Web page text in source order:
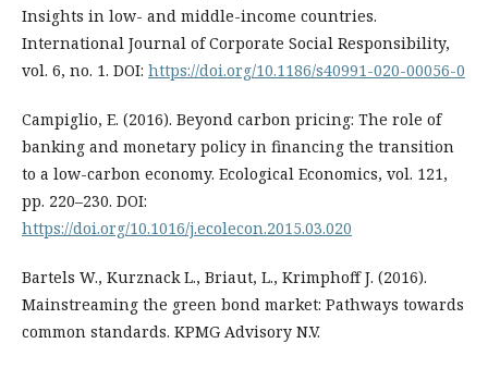
Insights in low- and middle-income countries.
International Journal of Corporate Social Responsibility,
vol. 6, no. 1. DOI: https://doi.org/10.1186/s40991-020-00056-0
Campiglio, E. (2016). Beyond carbon pricing: The role of
banking and monetary policy in financing the transition
to a low-carbon economy. Ecological Economics, vol. 121,
pp. 220–230. DOI:
https://doi.org/10.1016/j.ecolecon.2015.03.020
Bartels W., Kurznack L., Briaut, L., Krimphoff J. (2016).
Mainstreaming the green bond market: Pathways towards
common standards. KPMG Advisory N.V.